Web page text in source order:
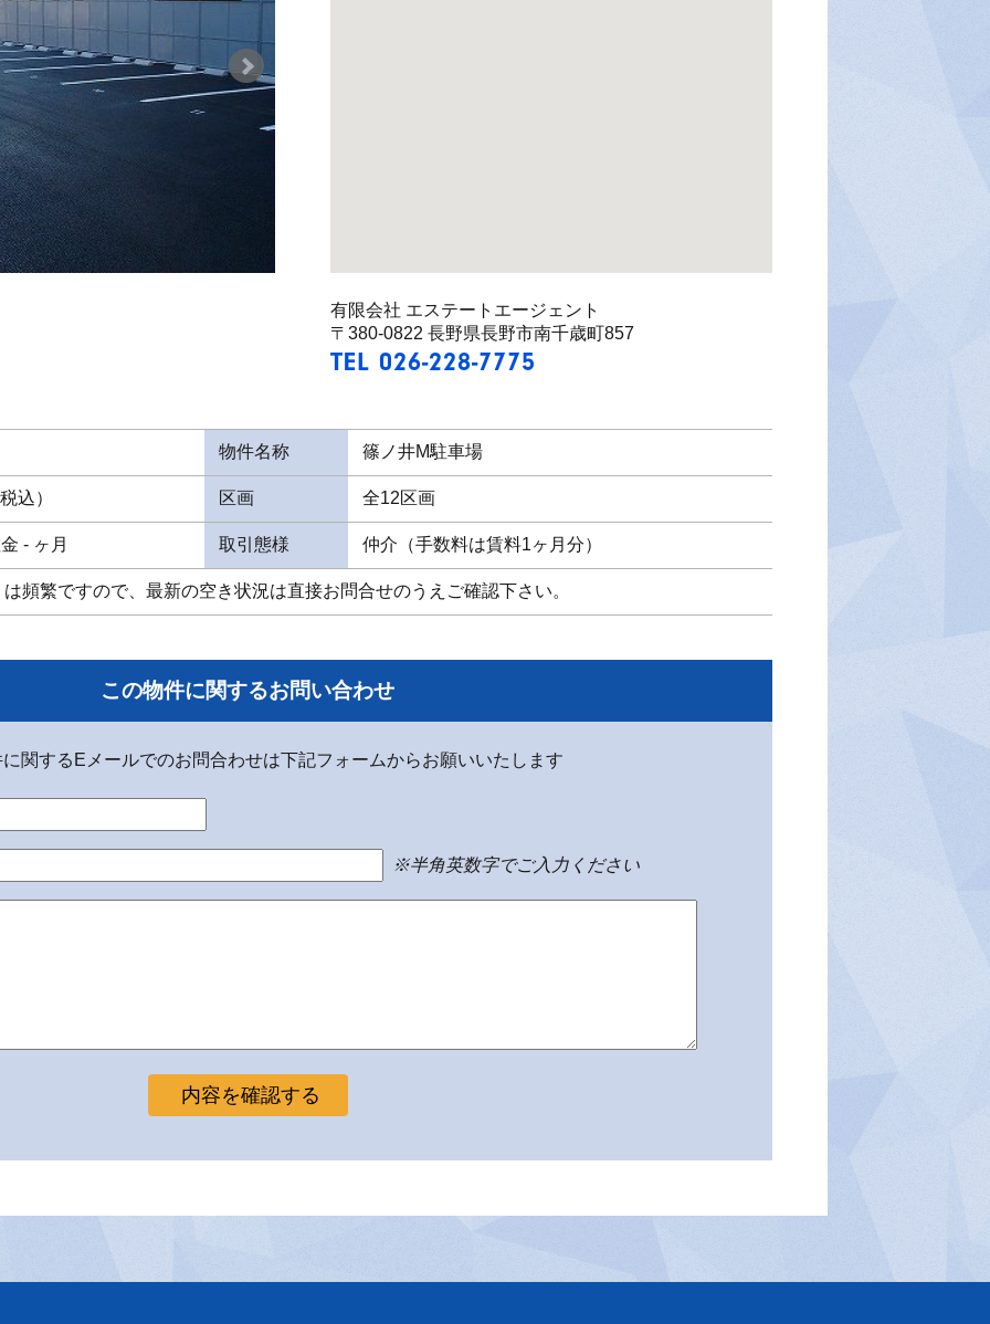
有限会社 エステートエージェント
〒380-0822 長野県長野市南千歳町857
TEL 026-228-7775
物件名称 篠ノ井M駐車場
込） 区画 全12区画
- ヶ月 取引態様 仲介（手数料は賃料1ヶ月分）
頻繁ですので、最新の空き状況は直接お問合せのうえご確認下さい。
この物件に関するお問い合わせ
関するEメールでのお問合わせは下記フォームからお願いいたします
※半角英数字でご入力ください